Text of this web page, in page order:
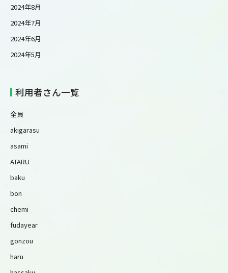
2024年8月
2024年7月
2024年6月
2024年5月
利用者さん一覧
全員
akigarasu
asami
ATARU
baku
bon
chemi
fudayear
gonzou
haru